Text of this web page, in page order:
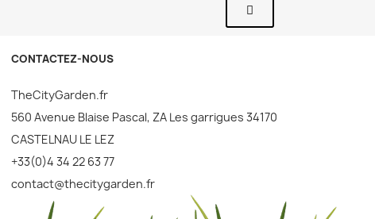
CONTACTEZ-NOUS
TheCityGarden.fr
560 Avenue Blaise Pascal, ZA Les garrigues 34170
CASTELNAU LE LEZ
+33(0)4 34 22 63 77
contact@thecitygarden.fr